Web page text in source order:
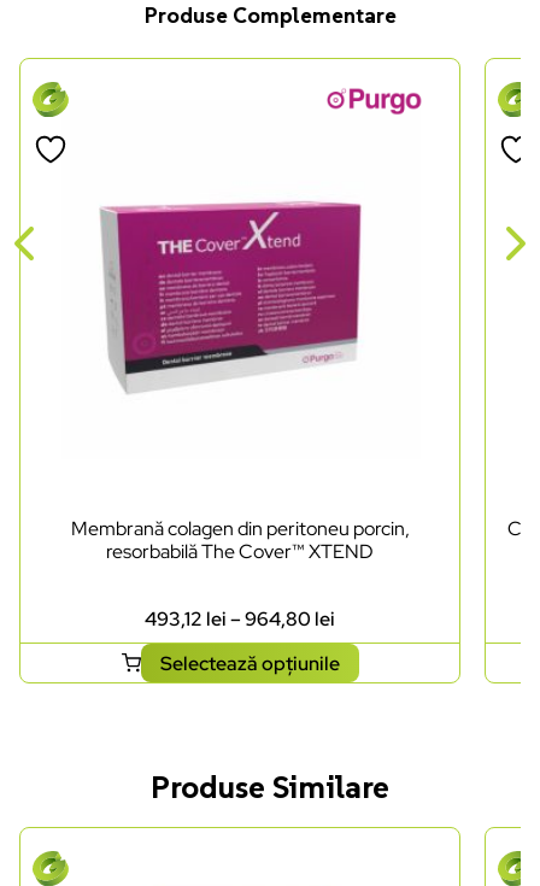
Produse Complementare
Membrană colagen din peritoneu porcin,
resorbabilă The Cover™ XTEND
493,12 lei–964,80 lei
Selectează opțiunile
Produse Similare